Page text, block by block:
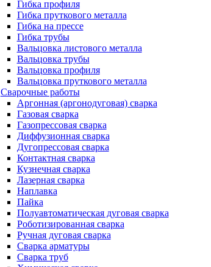
Гибка профиля
Гибка пруткового металла
Гибка на прессе
Гибка трубы
Вальцовка листового металла
Вальцовка трубы
Вальцовка профиля
Вальцовка пруткового металла
Сварочные работы
Аргонная (аргонодуговая) сварка
Газовая сварка
Газопрессовая сварка
Диффузионная сварка
Дугопрессовая сварка
Контактная сварка
Кузнечная сварка
Лазерная сварка
Наплавка
Пайка
Полуавтоматическая дуговая сварка
Роботизированная сварка
Ручная дуговая сварка
Сварка арматуры
Сварка труб